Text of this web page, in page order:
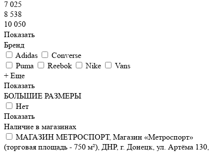
7 025
8 538
10 050
Показать
Бренд
Adidas
Converse
Puma
Reebok Nike
Vans
+ Еще
Показать
БОЛЬШИЕ РАЗМЕРЫ
Нет
Показать
Наличие в магазинах
МАГАЗИН МЕТРОСПОРТ, Магазин «Метроспорт»
(торговая площадь - 750 м²), ДНР, г. Донецк, ул. Артёма 130,